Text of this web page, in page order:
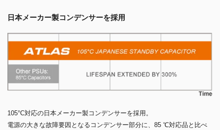
日本メーカー製コンデンサーを採用
105°C対応の日本メーカー製コンデンサーを採用。
電源の大きな故障要因となるコンデンサー部分に、85 ℃対応品と比べ